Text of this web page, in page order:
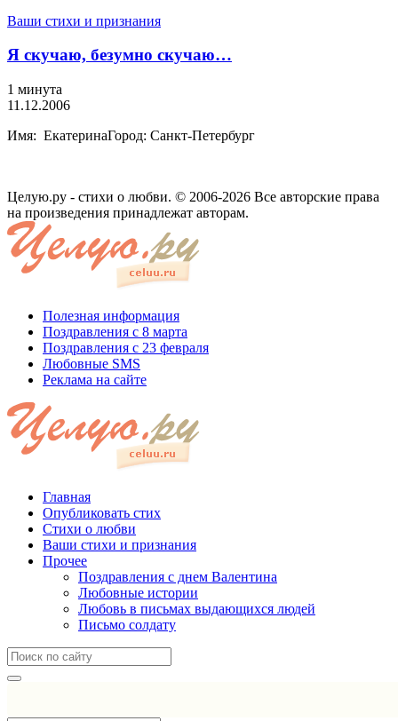
Ваши стихи и признания
Я скучаю, безумно скучаю…
1 минута
11.12.2006
Имя: ЕкатеринаГород: Санкт-Петербург
Целую.ру - стихи о любви. © 2006-2026 Все авторские права
на произведения принадлежат авторам.
Полезная информация
Поздравления с 8 марта
Поздравления с 23 февраля
Любовные SMS
Реклама на сайте
Главная
Опубликовать стих
Стихи о любви
Ваши стихи и признания
Прочее
Поздравления с днем Валентина
Любовные истории
Любовь в письмах выдающихся людей
Письмо солдату